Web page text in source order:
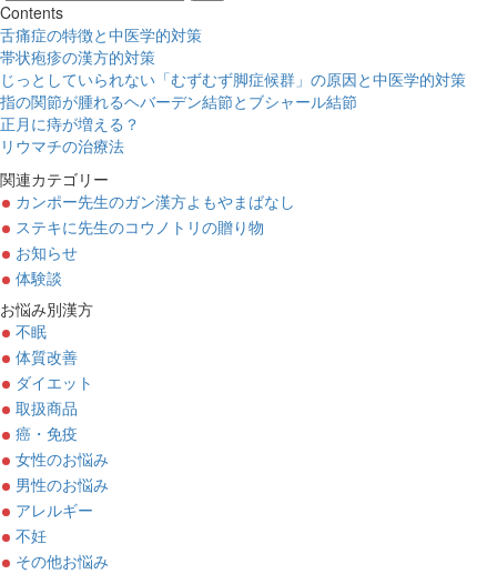
Contents
舌痛症の特徴と中医学的対策
帯状疱疹の漢方的対策
じっとしていられない「むずむず脚症候群」の原因と中医学的対策
指の関節が腫れるヘバーデン結節とブシャール結節
正月に痔が増える？
リウマチの治療法
関連カテゴリー
カンポー先生のガン漢方よもやまばなし
ステキに先生のコウノトリの贈り物
お知らせ
体験談
お悩み別漢方
不眠
体質改善
ダイエット
取扱商品
癌・免疫
女性のお悩み
男性のお悩み
アレルギー
不妊
その他お悩み